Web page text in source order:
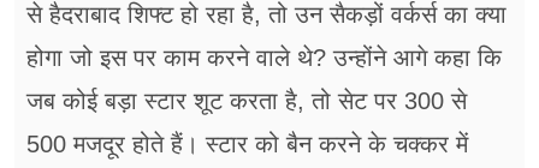
से हैदराबाद शिफ्ट हो रहा है, तो उन सैकड़ों वर्कर्स का क्या
होगा जो इस पर काम करने वाले थे? उन्होंने आगे कहा कि
जब कोई बड़ा स्टार शूट करता है, तो सेट पर 300 से
500 मजदूर होते हैं। स्टार को बैन करने के चक्कर में